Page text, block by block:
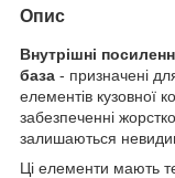
Опис
Внутрішні
база - призначені
елементів кузовної
забезпеченні
залишаються
Ці елементи мають